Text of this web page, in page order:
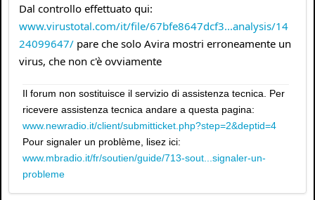
Dal controllo effettuato qui:
www.virustotal.com/it/file/67bfe8647dcf3...analysis/14
24099647/ pare che solo Avira mostri erroneamente un
virus, che non c'è ovviamente
Il forum non sostituisce il servizio di assistenza tecnica. Per
ricevere assistenza tecnica andare a questa pagina:
www.newradio.it/client/submitticket.php?step=2&deptid=4
Pour signaler un problème, lisez ici:
www.mbradio.it/fr/soutien/guide/713-sout...signaler-un-
probleme